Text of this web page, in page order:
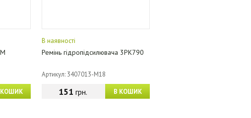
КОШИК
В наявності
Ремінь гідропідсилювача 3PK790
Артикул: 3407013-M18
В КОШИК
151 грн.